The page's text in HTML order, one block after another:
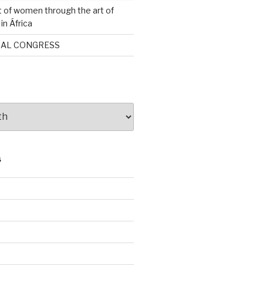
of women through the art of
África
CONGRESS